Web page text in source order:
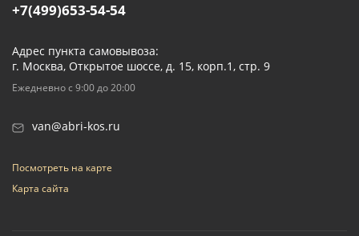
+7(499)653-54-54
Адрес пункта самовывоза:
г. Москва, Открытое шоссе, д. 15, корп.1, стр. 9
Ежедневно с 9:00 до 20:00
van@abri-kos.ru
Посмотреть на карте
Карта сайта